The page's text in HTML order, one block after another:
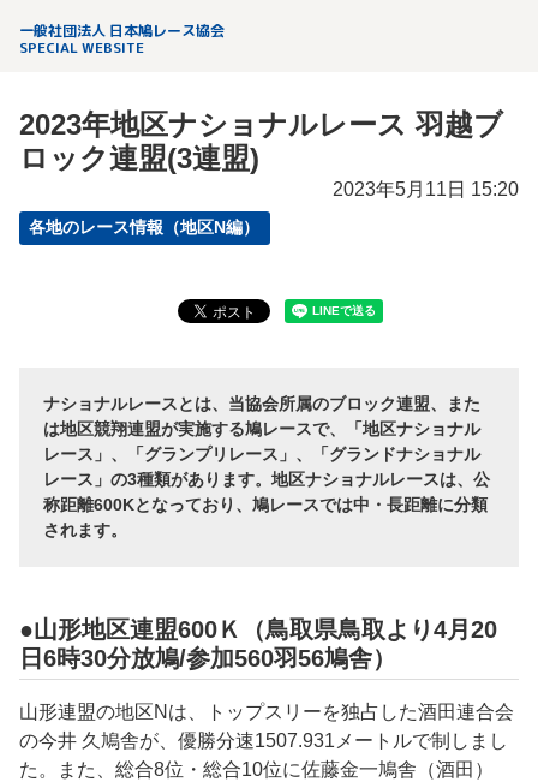
一般社団法人 日本鳩レース協会
SPECIAL WEBSITE
2023年地区ナショナルレース 羽越ブ
ロック連盟(3連盟)
2023年5月11日 15:20
各地のレース情報（地区N編）
ナショナルレースとは、当協会所属のブロック連盟、また
は地区競翔連盟が実施する鳩レースで、「地区ナショナル
レース」、「グランプリレース」、「グランドナショナル
レース」の3種類があります。地区ナショナルレースは、公
称距離600Kとなっており、鳩レースでは中・長距離に分類
されます。
●山形地区連盟600Ｋ（鳥取県鳥取より4月20
日6時30分放鳩/参加560羽56鳩舎）
山形連盟の地区Nは、トップスリーを独占した酒田連合会
の今井 久 鳩舎が、優勝分速1507.931 メートルで制しまし
た。また、総合8位・総合10位に佐藤金一鳩舎（酒田）